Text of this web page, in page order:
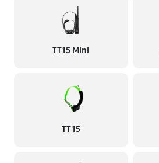
TT15 Mini
TT 15